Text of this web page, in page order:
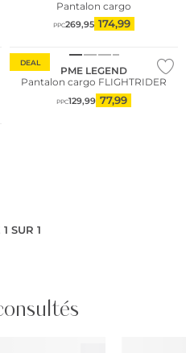
Pantalon cargo
PPC269,95 174,99
DEAL
PME LEGEND
Pantalon cargo FLIGHTRIDER
PPC129,99 77,99
SUR 1